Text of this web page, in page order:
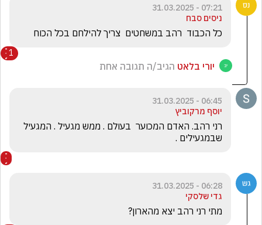
07:21 - 31.03.2025
ניסים סבח
כל הכבוד  רהב במשחטים  צריך להילחם בכל הכוח
1
יורי בלאט הגיב/ה תגובה אחת
06:45 - 31.03.2025
יוסף מרקוביץ
שבמגעילים .
06:28 - 31.03.2025
גדי שלסקי
מתי רני רהב יצא מהארון?